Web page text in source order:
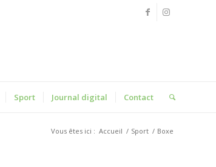
Sport Journal digital Contact
Vous êtes ici : Accueil / Sport / Boxe